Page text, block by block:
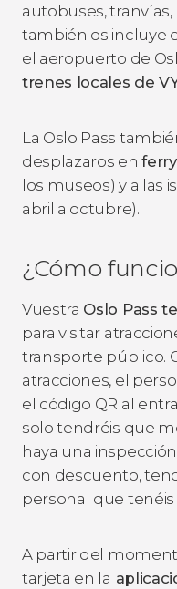
autobuses,
también os incluye
el aeropuerto de
trenes locales de
La Oslo Pass
desplazaros en
los museos) y a las
abril a octubre).
¿Cómo
Vuestra Oslo Pass
para visitar
transporte público.
atracciones, el
el código QR al
solo tendréis que
haya una
con descuento,
personal que tenéis
A partir del
tarjeta en la